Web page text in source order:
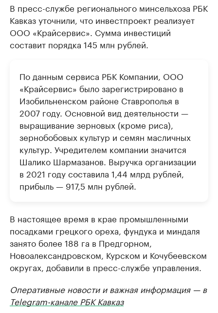
В пресс-службе регионального минсельхоза РБК
Кавказ уточнили, что инвестпроект реализует
ООО «Крайсервис». Сумма инвестиций
составит порядка 145 млн рублей.
По данным сервиса РБК Компании, ООО
«Крайсервис» было зарегистрировано в
Изобильненском районе Ставрополья в
2007 году. Основной вид деятельности —
выращивание зерновых (кроме риса),
зернобобовых культур и семян масличных
культур. Учредителем компании значится
Шалико Шармазанов. Выручка организации
в 2021 году составила 1,44 млрд рублей,
прибыль — 917,5 млн рублей.
В настоящее время в крае промышленными
посадками грецкого ореха, фундука и миндаля
занято более 188 га в Предгорном,
Новоалександровском, Курском и Кочубеевском
округах, добавили в пресс-службе управления.
Оперативные новости и важная информация — в
Telegram-канале РБК Кавказ